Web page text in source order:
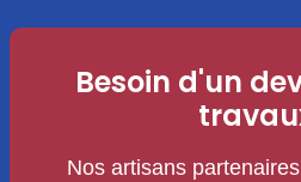
Besoin d'un
Nos artisans